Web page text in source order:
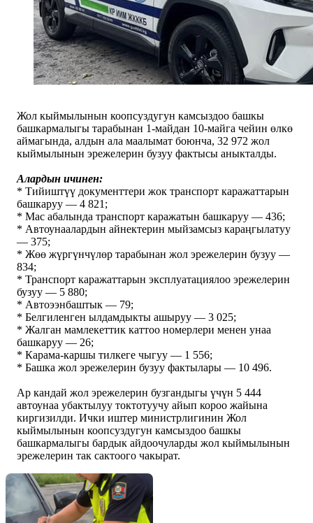
Жол кыймылынын коопсуздугун камсыздоо башкы
башкармалыгы тарабынан 1-майдан 10-майга чейин өлкө
аймагында, алдын ала маалымат боюнча, 32 972 жол
кыймылынын эрежелерин бузуу фактысы аныкталды.
Алардын ичинен:
* Тийиштүү документтери жок транспорт каражаттарын
башкаруу — 4 821;
* Мас абалында транспорт каражатын башкаруу — 436;
* Автоунаалардын айнектерин мыйзамсыз караңгылатуу
— 375;
* Жөө жүргүнчүлөр тарабынан жол эрежелерин бузуу —
834;
* Транспорт каражаттарын эксплуатациялоо эрежелерин
бузуу — 5 880;
* Автоээнбаштык — 79;
* Белгиленген ылдамдыкты ашыруу — 3 025;
* Жалган мамлекеттик каттоо номерлери менен унаа
башкаруу — 26;
* Карама-каршы тилкеге чыгуу — 1 556;
* Башка жол эрежелерин бузуу фактылары — 10 496.
Ар кандай жол эрежелерин бузгандыгы үчүн 5 444
автоунаа убактылуу токтотуучу айып короо жайына
киргизилди. Ички иштер министрлигинин Жол
кыймылынын коопсуздугун камсыздоо башкы
башкармалыгы бардык айдоочуларды жол кыймылынын
эрежелерин так сактоого чакырат.